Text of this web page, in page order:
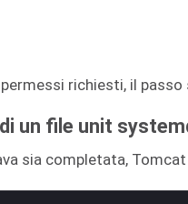
richiesti, il
un file unit
sia completata,